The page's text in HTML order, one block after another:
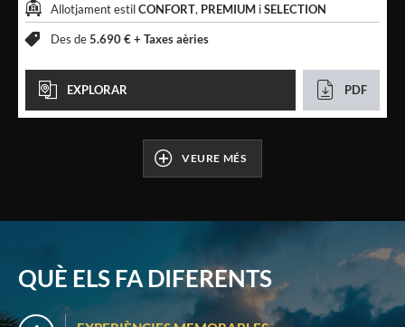
Allotjament estilCONFORT, PREMIUM iSELECTION
Des de5.690 € + Taxes aèries
EXPLORAR PDF
VEURE MÉS
QUÈ ELS FA DIFERENTS